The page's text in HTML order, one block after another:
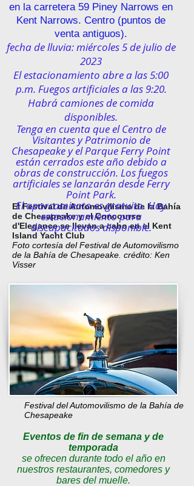
El Festival de Automovilismo de la Bahía
de Chesapeake y el Concourse
d'Elegance se llevan a cabo en el Kent
Island Yacht Club
Foto cortesía del Festival de Automovilismo
de la Bahía de Chesapeake. crédito: Ken
Visser
en la carretera 59 Piney Narrows en
Kent Narrows. Centro (puntos de
venta antiguos).
fecha de lluvia: miércoles 5 de julio de
2023
El estacionamiento abre a las 5:00
p.m. Fuegos artificiales a las 9:20.
Habrá camiones de comida
disponibles.
Tenga en cuenta que el Centro de
Visitantes y Patrimonio de
Chesapeake y el Parque Ferry Point
están cerrados este año debido a
obras de construcción. Los fuegos
artificiales se lanzarán desde Ferry
Point Park.
El aparcamiento es gratuito. Hay
estacionamiento para
discapacitados disponible.
Festival del Automovilismo de la Bahía de
Chesapeake
Eventos de fin de semana y de
temporada
se ofrecen durante todo el año en
nuestros restaurantes, comedores y
bares del muelle.